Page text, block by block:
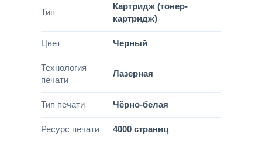
Тип
Картридж (тонер-
картридж)
Цвет Черный
Технология
печати
Лазерная
Тип печати Чёрно-белая
Ресурс печати 4000 страниц